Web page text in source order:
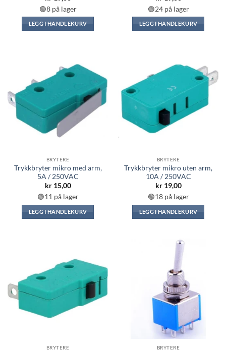
🟢8 på lager
LEGG I HANDLEKURV
🟢24 på lager
LEGG I HANDLEKURV
BRYTERE
Trykkbryter mikro med arm,
5A / 250VAC
kr15,00
🟢11 på lager
LEGG I HANDLEKURV
BRYTERE
Trykkbryter mikro uten arm,
10A / 250VAC
kr19,00
🟢18 på lager
LEGG I HANDLEKURV
BRYTERE BRYTERE